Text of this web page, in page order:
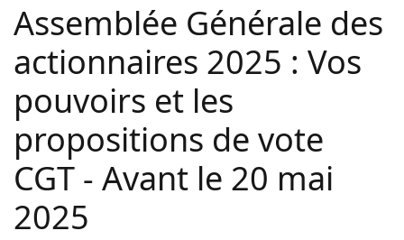
Assemblée Générale des
actionnaires 2025 : Vos
pouvoirs et les
propositions de vote
CGT - Avant le 20 mai
2025